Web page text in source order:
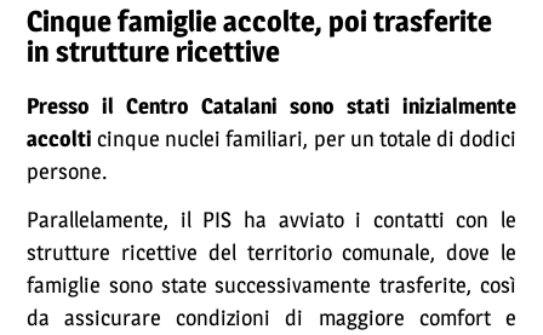
Cinque famiglie accolte, poi trasferite
in strutture ricettive
Presso il Centro Catalani sono stati inizialmente
accolti cinque nuclei familiari, per un totale di dodici
persone.
Parallelamente, il PIS ha avviato i contatti con le
strutture ricettive del territorio comunale, dove le
famiglie sono state successivamente trasferite, così
da assicurare condizioni di maggiore comfort e